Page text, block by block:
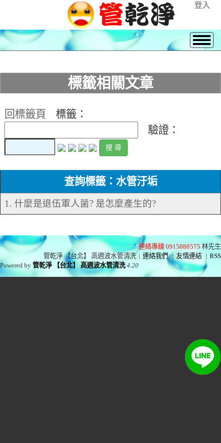
登入
標籤相關文章
回標籤頁
標籤：
驗證：
查詢標籤：水管汙垢
1. 什麼是退伍軍人菌? 是怎麼產生的?
連絡專線 0915888575 林先生
管乾淨 【台北】 高週波水管清洗 | 連絡我們 | 友情連結 | RSS
Powered by管乾淨 【台北】 高週波水管清洗 4.20